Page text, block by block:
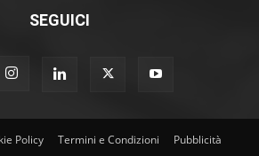
SEGUICI
Policy Termini e Condizioni Pubblicità